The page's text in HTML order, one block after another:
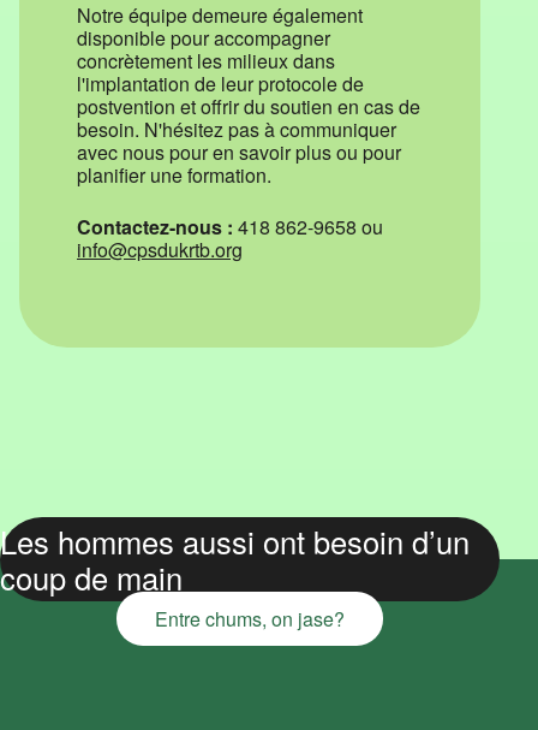
Notre équipe demeure également
disponible pour accompagner
concrètement les milieux dans
l'implantation de leur protocole de
postvention et offrir du soutien en cas de
besoin. N'hésitez pas à communiquer
avec nous pour en savoir plus ou pour
planifier une formation.
Contactez-nous : 418 862-9658 ou
info@cpsdukrtb.org
Les hommes aussi ont besoin d’un
coup de main
Entre chums, on jase?